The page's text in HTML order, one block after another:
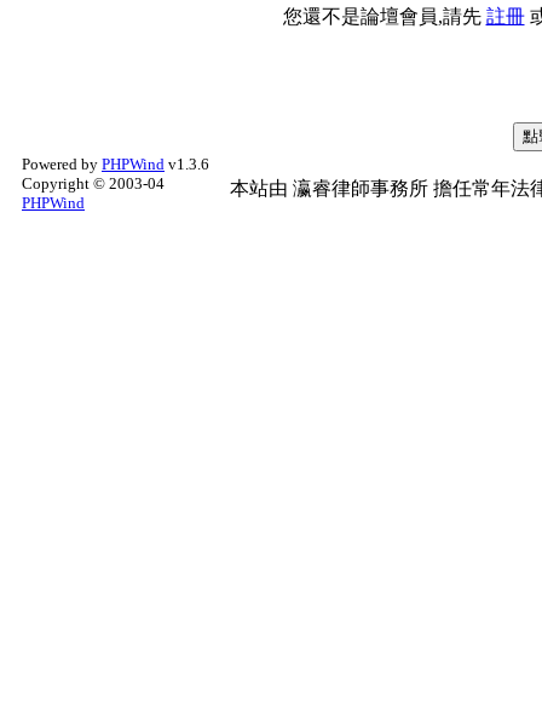
您還不是論壇會員,請先 註冊
Powered by PHPWind v1.3.6
Copyright © 2003-04
PHPWind
本站由 瀛睿律師事務所 擔任常年法